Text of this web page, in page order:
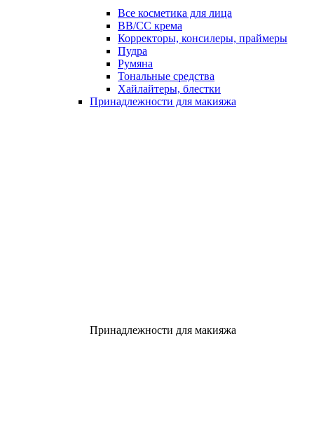
Все косметика для лица
ВВ/СС крема
Корректоры, консилеры, праймеры
Пудра
Румяна
Тональные средства
Хайлайтеры, блестки
Принадлежности для макияжа
Принадлежности для макияжа